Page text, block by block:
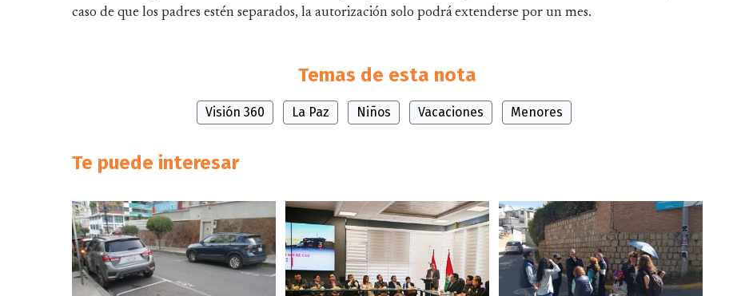
caso de que los padres estén separados, la autorización solo podrá extenderse por un mes.
Temas de esta nota
Visión 360 La Paz Niños Vacaciones Menores
Te puede interesar